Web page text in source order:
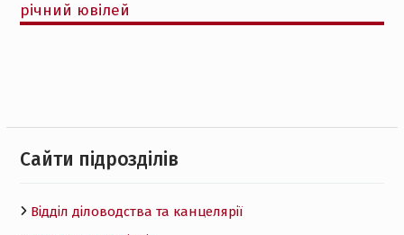
річний ювілей
Cайти підрозділів
Відділ діловодства та канцелярії